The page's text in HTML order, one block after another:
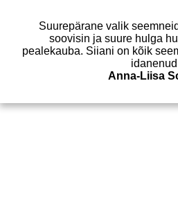
toitumist.
valik. Aitäh
Suurepärane valik
soovisin ja suure hulga
pealekauba. Siiani on kõik
Anna-Liisa